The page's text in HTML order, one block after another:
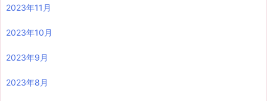
2023年11月
2023年10月
2023年9月
2023年8月